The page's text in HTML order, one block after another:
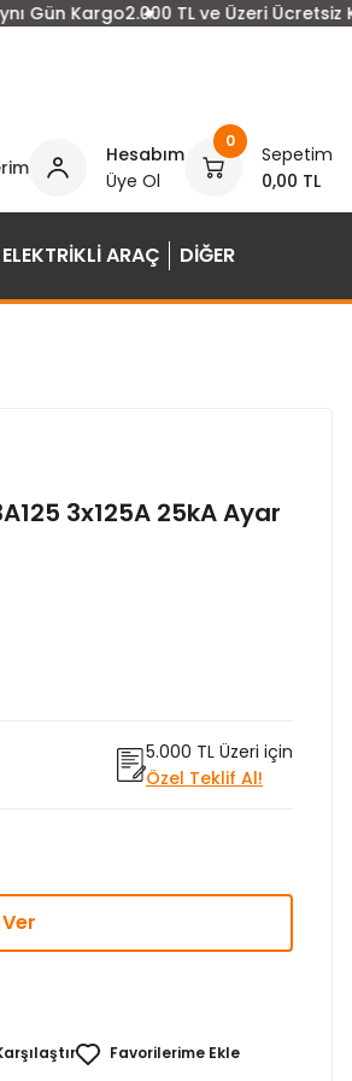
Kargo2.000 TL ve Üzeri Ücretsiz
Hesabım
Üye Ol
Sepetim
0,00 TL
0
ELEKTRİKLİ ARAÇ DİĞER
3x125A 25kA Ayar
5.000 TL Üzeri için
Özel Teklif Al!